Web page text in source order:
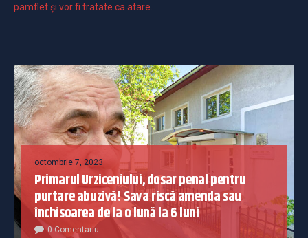
pamflet și vor fi tratate ca atare.
octombrie 7, 2023
Primarul Urziceniului, dosar penal pentru
purtare abuzivă! Sava riscă amenda sau
închisoarea de la o lună la 6 luni
0 Comentariu